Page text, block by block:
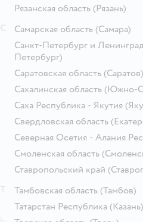
Рязанская область (Рязань)
Самарская область (Самара)
Санкт-Петербург и
Петербург)
Саратовская область (Саратов)
Сахалинская область (Южно-
Саха Республика - Якутия
Свердловская область
Северная Осетия - Алания
Смоленская область
Ставропольский край
Тамбовская область (Тамбов)
Татарстан Республика (Казань)